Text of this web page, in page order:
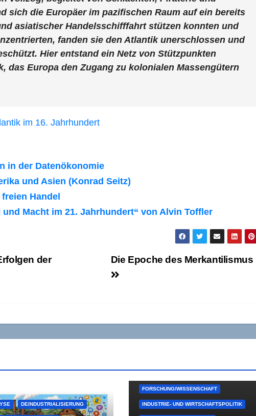
sich die Europäer im pazifischen Raum auf ein bereits
asiatischer Handelsschifffahrt stützen konnten und
fanden sie den Atlantik unerschlossen und
Hier entstand ein Netz von Stützpunkten
das Europa den Zugang zu kolonialen Massengütern
im 16. Jahrhundert
in der Datenökonomie
und Asien (Konrad Seitz)
Handel
Macht im 21. Jahrhundert“ von Alvin Toffler
Die Epoche des Merkantilismus
der
DEINDUSTRIALISIERUNG
FORSCHUNG/WISSENSCHAFT
INDUSTRIE- UND WIRTSCHAFTSPOLITIK